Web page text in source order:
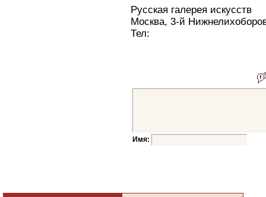
Русская галерея искусств
Москва, 3-й
Тел:
Имя: